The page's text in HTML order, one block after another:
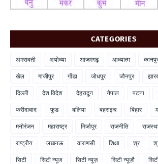
CATEGORIES
अमरावती अयोध्या आजमगढ़ आध्यात्म
खेल गाजीपुर गोंडा जोधपुर जौनपुर
दिल्ली देश विदेश देहरादून नेपाल पटना
फरीदाबाद फूड बलिया बहराइच बिहार
मनोरंजन महाराष्ट्र मिर्जापुर राजनीति
राष्ट्रीय लखनऊ वाराणसी शिक्षा श्र
सिटी सिटी न्यूज सिटी न्यूज़ सिटी न्यूज़ौ